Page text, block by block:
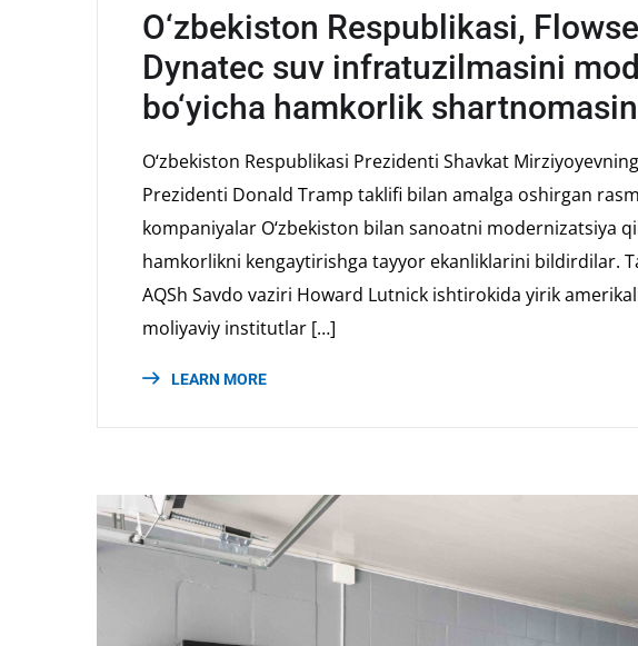
O‘zbekiston Respublikasi,
Dynatec suv infratuzilmasini
bo‘yicha hamkorlik
O‘zbekiston Respublikasi Prezidenti Shavkat
Prezidenti Donald Tramp taklifi bilan amalga oshirgan
kompaniyalar O‘zbekiston bilan sanoatni modernizatsiya
hamkorlikni kengaytirishga tayyor ekanliklarini bildirdilar.
AQSh Savdo vaziri Howard Lutnick ishtirokida yirik
moliyaviy institutlar […]
LEARN MORE